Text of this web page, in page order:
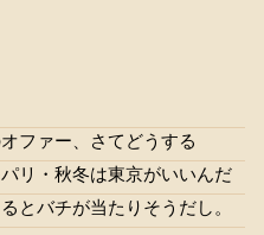
ファー、さてどうする
リ・秋冬は東京がいいんだ
とバチが当たりそうだし。